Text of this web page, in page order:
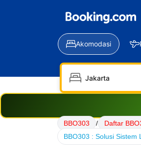
Akomodasi
BBO303 / Daftar
BBO303 : Solusi